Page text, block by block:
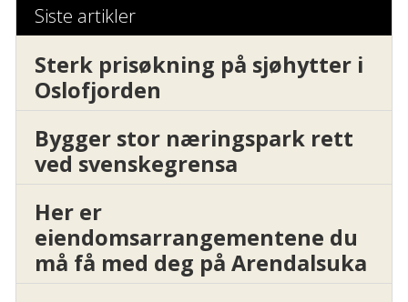
Siste artikler
Sterk prisøkning på sjøhytter i
Oslofjorden
Bygger stor næringspark rett
ved svenskegrensa
Her er
eiendomsarrangementene du
må få med deg på Arendalsuka